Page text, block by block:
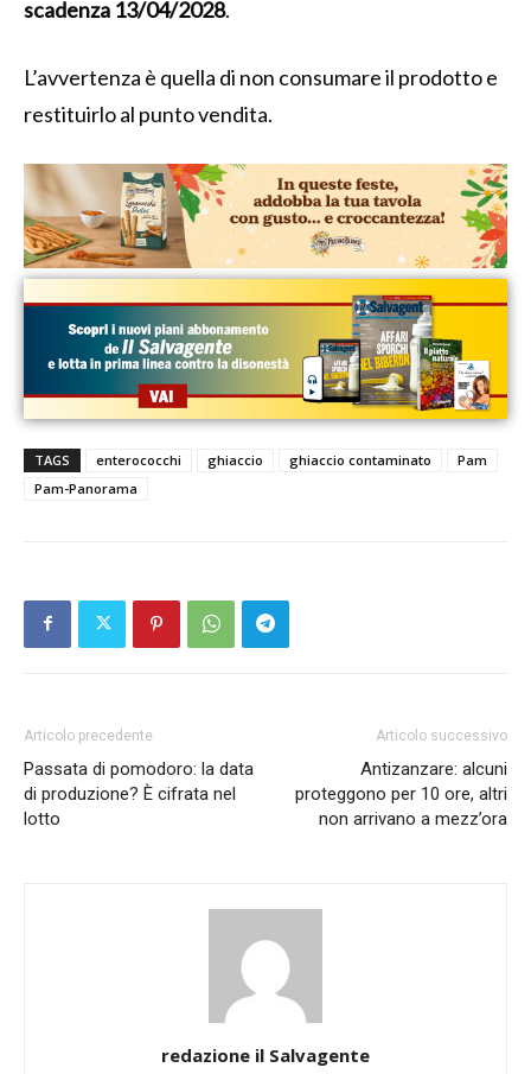
scadenza 13/04/2028.
L’avvertenza è quella di non consumare il prodotto e
restituirlo al punto vendita.
TAGS enterococchi ghiaccio ghiaccio contaminato
Pam
Pam-Panorama
Articolo precedente
Passata di pomodoro: la data
di produzione? È cifrata nel
lotto
Articolo successivo
Antizanzare: alcuni
proteggono per 10 ore, altri
non arrivano a mezz’ora
redazione il Salvagente